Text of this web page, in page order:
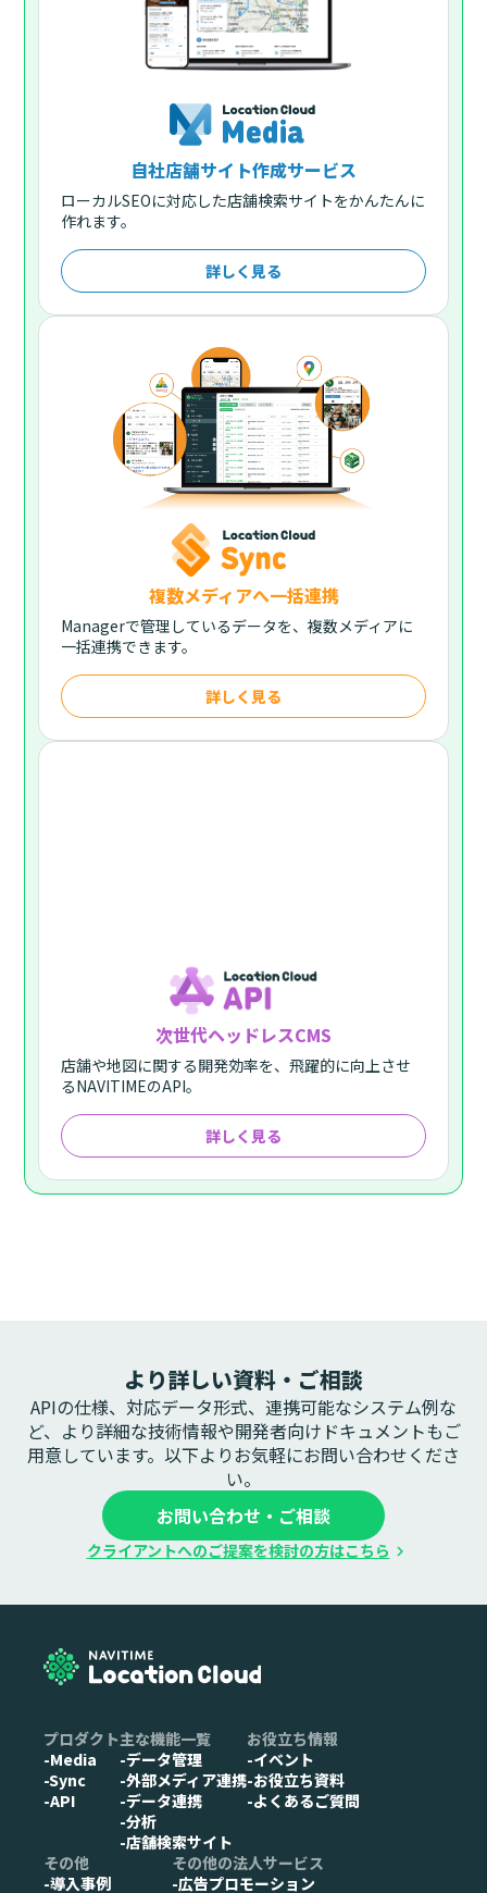
自社店舗サイト作成サービス
ローカルSEOに対応した店舗検索サイトをかんたんに
作れます。
詳しく見る
複数メディアへ一括連携
Managerで管理しているデータを、複数メディアに
一括連携できます。
詳しく見る
次世代ヘッドレスCMS
店舗や地図に関する開発効率を、飛躍的に向上させ
るNAVITIMEのAPI。
詳しく見る
より詳しい資料・ご相談
APIの仕様、対応データ形式、連携可能なシステム例な
ど、より詳細な技術情報や開発者向けドキュメントもご
用意しています。以下よりお気軽にお問い合わせくださ
い。
お問い合わせ・ご相談
クライアントへのご提案を検討の方はこちら chevron_right
プロダクト
-Media
-Sync
-API
主な機能一覧
-データ管理
-外部メディア連携
-データ連携
-分析
-店舗検索サイト
お役立ち情報
-イベント
-お役立ち資料
-よくあるご質問
その他
-導入事例
その他の法人サービス
-広告プロモーション